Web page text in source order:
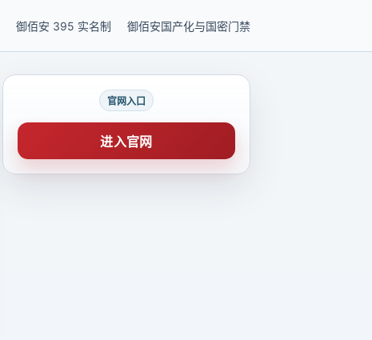
御佰安 395 实名制 御佰安国产化与国密门禁
官网入口
进入官网